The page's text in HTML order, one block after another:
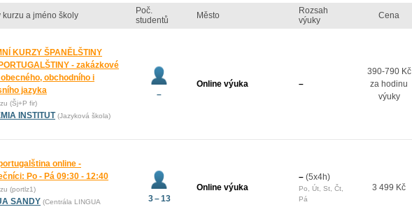
kurzu a jméno školy
Poč.
studentů
Město
Rozsah
výuky
Cena
KURZY ŠPANĚLŠTINY
- zakázkové
obchodního i
jazyka
(Šj+P fir)
INSTITUT (Jazyková škola)
–
Online výuka –
390-790 Kč
za hodinu
výuky
online -
Po - Pá 09:30 - 12:40
(portlz1)
SANDY (Centrála LINGUA
3 – 13
Online výuka
– (5x4h)
Po, Út, St, Čt,
Pá
3 499 Kč